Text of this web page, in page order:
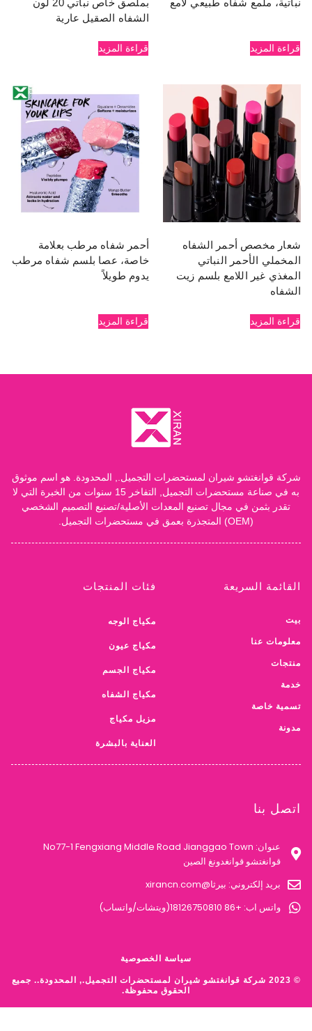
نباتية، ملمع شفاه طبيعي لامع
قراءة المزيد
بملصق خاص نباتي 20 لون
الشفاه الصقيل عارية
قراءة المزيد
شعار مخصص أحمر الشفاه
المخملي الأحمر النباتي
المغذي غير اللامع بلسم زيت
الشفاه
قراءة المزيد
أحمر شفاه مرطب بعلامة
خاصة، عصا بلسم شفاه مرطب
يدوم طويلاً
قراءة المزيد
شركة قوانغتشو شيران لمستحضرات التجميل., المحدودة. هو اسم موثوق
به في صناعة مستحضرات التجميل, التفاخر 15 سنوات من الخبرة التي لا
تقدر بثمن في مجال تصنيع المعدات الأصلية/تصنيع التصميم الشخصي
(OEM) المتجذرة بعمق في مستحضرات التجميل.
القائمة السريعة
بيت
معلومات عنا
منتجات
خدمة
تسمية خاصة
مدونة
فئات المنتجات
مكياج الوجه
مكياج عيون
مكياج الجسم
مكياج الشفاه
مزيل مكياج
العناية بالبشرة
اتصل بنا
عنوان: No77-1 Fengxiang Middle Road Jianggao Town
قوانغتشو قوانغدونغ الصين
بريد إلكتروني: بيرثا@xirancn.com
واتس اب: +86 18126750810(ويتشات/واتساب)
© 2023 شركة قوانغتشو شيران لمستحضرات التجميل., المحدودة.. جميع
الحقوق محفوظة.
سياسة الخصوصية